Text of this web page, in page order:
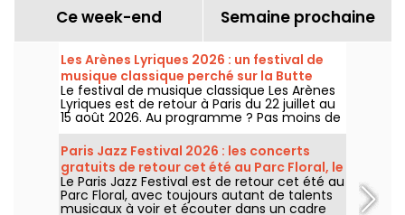
Ce week-end Semaine prochaine
Les Arènes Lyriques 2026 : un festival de
musique classique perché sur la Butte
Montmartre
Le festival de musique classique Les Arènes
Lyriques est de retour à Paris du 22 juillet au
15 août 2026. Au programme ? Pas moins de
16 concerts donnés au sein des Arènes de
Montmartre, un cadre idyllique pour écouter
les grands classiques.
Paris Jazz Festival 2026 : les concerts
gratuits de retour cet été au Parc Floral, le
programme
Le Paris Jazz Festival est de retour cet été au
Parc Floral, avec toujours autant de talents
musicaux à voir et écouter dans un cadre